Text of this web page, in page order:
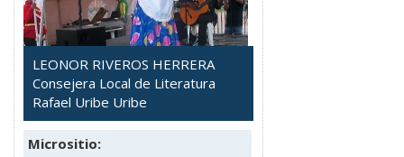
LEONOR RIVEROS HERRERA
Consejera Local de Literatura
Rafael Uribe Uribe
Micrositio: